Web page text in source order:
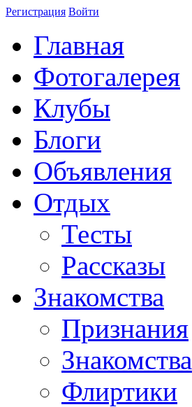
Регистрация Войти
Главная
Фотогалерея
Клубы
Блоги
Объявления
Отдых
Тесты
Рассказы
Знакомства
Признания
Знакомства
Флиртики